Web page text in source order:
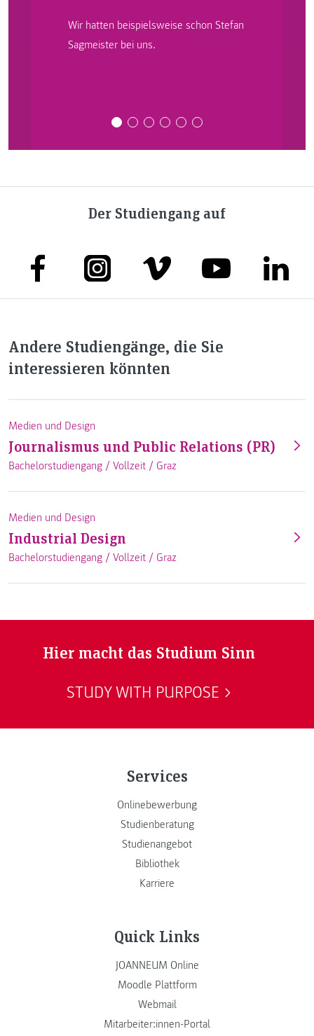
Wir hatten beispielsweise schon Stefan
Sagmeister bei uns.
Der Studiengang auf
Andere Studiengänge, die Sie
interessieren könnten
Medien und Design
Journalismus und Public Relations (PR)
Bachelorstudiengang / Vollzeit / Graz
Medien und Design
Industrial Design
Bachelorstudiengang / Vollzeit / Graz
Hier macht das Studium Sinn
STUDY WITH PURPOSE
Services
Onlinebewerbung
Studienberatung
Studienangebot
Bibliothek
Karriere
Quick Links
JOANNEUM Online
Moodle Plattform
Webmail
Mitarbeiter:innen-Portal